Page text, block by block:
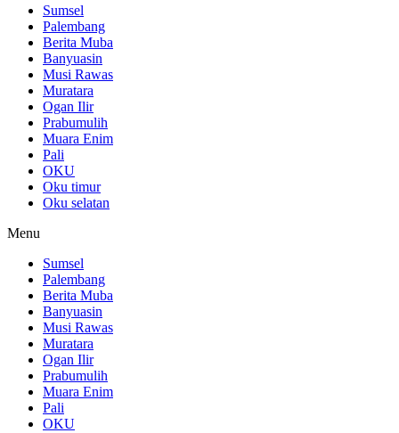
Sumsel
Palembang
Berita Muba
Banyuasin
Musi Rawas
Muratara
Ogan Ilir
Prabumulih
Muara Enim
Pali
OKU
Oku timur
Oku selatan
Menu
Sumsel
Palembang
Berita Muba
Banyuasin
Musi Rawas
Muratara
Ogan Ilir
Prabumulih
Muara Enim
Pali
OKU